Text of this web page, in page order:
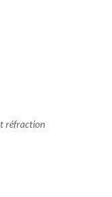
réfraction